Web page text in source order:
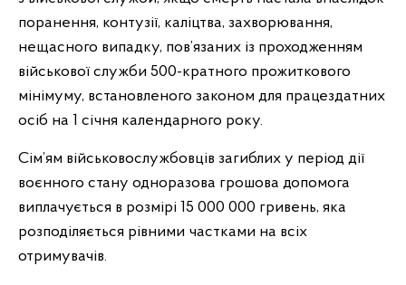
поранення, контузії, каліцтва, захворювання,
нещасного випадку, пов’язаних із проходженням
військової служби 500-кратного прожиткового
мінімуму, встановленого законом для працездатних
осіб на 1 січня календарного року.
Сім’ям військовослужбовців загиблих у період дії
воєнного стану одноразова грошова допомога
виплачується в розмірі 15 000 000 гривень, яка
розподіляється рівними частками на всіх
отримувачів.